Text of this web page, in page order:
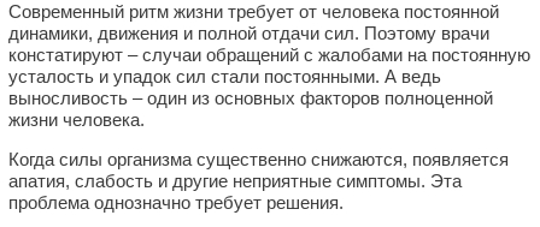
Современный ритм жизни требует от человека постоянной
динамики, движения и полной отдачи сил. Поэтому врачи
констатируют – случаи обращений с жалобами на постоянную
усталость и упадок сил стали постоянными. А ведь
выносливость – один из основных факторов полноценной
жизни человека.
Когда силы организма существенно снижаются, появляется
апатия, слабость и другие неприятные симптомы. Эта
проблема однозначно требует решения.